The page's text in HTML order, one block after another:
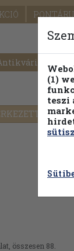
összesen 88.
(1)
teszi